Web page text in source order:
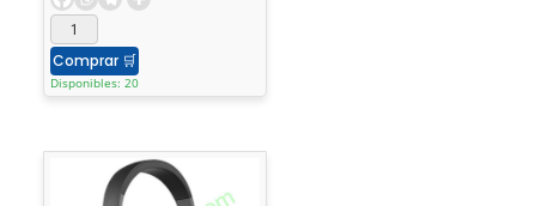
Comprar 🛒
Disponibles: 20